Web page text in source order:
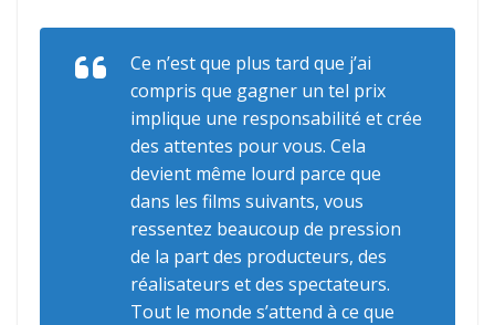
Ce n’est que plus tard que j’ai
compris que gagner un tel prix
implique une responsabilité et crée
des attentes pour vous. Cela
devient même lourd parce que
dans les films suivants, vous
ressentez beaucoup de pression
de la part des producteurs, des
réalisateurs et des spectateurs.
Tout le monde s’attend à ce que